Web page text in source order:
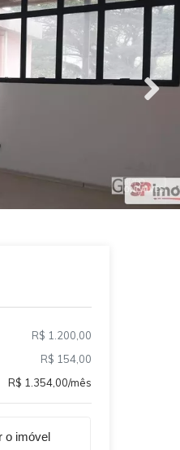
R$ 1.200,00
R$ 154,00
R$ 1.354,00/mês